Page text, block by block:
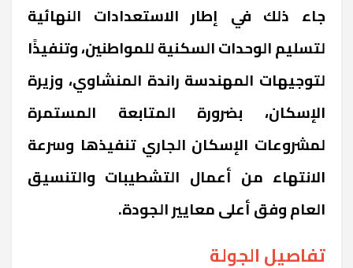
جاء ذلك في إطار الاستعدادات النهائية
لتسليم الوحدات السكنية للمواطنين، وتنفيذًا
لتوجيهات المهندسة راندة المنشاوي، وزيرة
الإسكان، بضرورة المتابعة المستمرة
لمشروعات الإسكان الجاري تنفيذها وسرعة
الانتهاء من أعمال التشطيبات والتنسيق
العام وفق أعلى معايير الجودة.
تفاصيل الجولة